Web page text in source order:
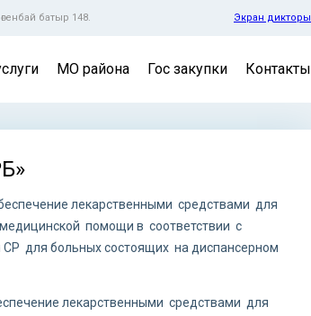
батыр 148. Экран дикторы
МО района Гос закупки Контакты
лекарственными средствами для
помощи в соответствии с
для больных состоящих на диспансерном
лекарственными средствами для